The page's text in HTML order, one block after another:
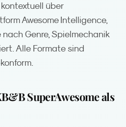
über
Awesome Intelligence,
Genre, Spielmechanik
Alle Formate sind
SuperAwesome als